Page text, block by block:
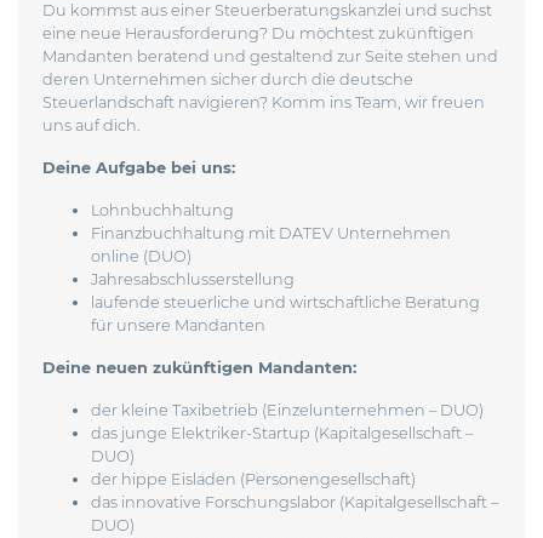
Du kommst aus einer Steuerberatungskanzlei und suchst
eine neue Herausforderung? Du möchtest zukünftigen
Mandanten beratend und gestaltend zur Seite stehen und
deren Unternehmen sicher durch die deutsche
Steuerlandschaft navigieren? Komm ins Team, wir freuen
uns auf dich.
Deine Aufgabe bei uns:
Lohnbuchhaltung
Finanzbuchhaltung mit DATEV Unternehmen
online (DUO)
Jahresabschlusserstellung
laufende steuerliche und wirtschaftliche Beratung
für unsere Mandanten
Deine neuen zukünftigen Mandanten:
der kleine Taxibetrieb (Einzelunternehmen – DUO)
das junge Elektriker-Startup (Kapitalgesellschaft –
DUO)
der hippe Eisladen (Personengesellschaft)
das innovative Forschungslabor (Kapitalgesellschaft –
DUO)